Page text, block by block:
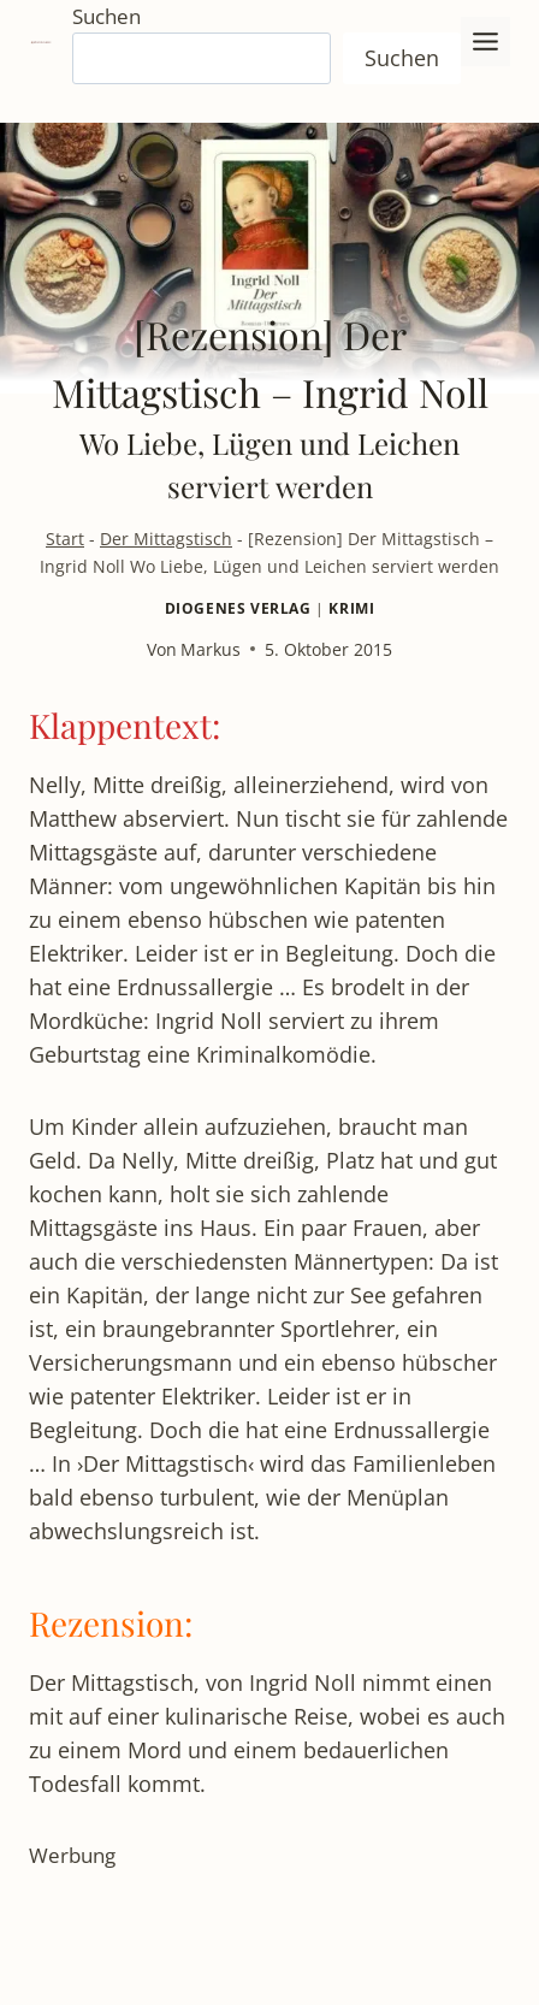
Inhalt
springen
Suchen
Suchen
[Rezension] Der
Mittagstisch – Ingrid Noll
Wo Liebe, Lügen und Leichen
serviert werden
Start - Der Mittagstisch - [Rezension] Der Mittagstisch –
Ingrid Noll Wo Liebe, Lügen und Leichen serviert werden
DIOGENES VERLAG | KRIMI
Von Markus 5. Oktober 2015
Klappentext:
Nelly, Mitte dreißig, alleinerziehend, wird von
Matthew abserviert. Nun tischt sie für zahlende
Mittagsgäste auf, darunter verschiedene
Männer: vom ungewöhnlichen Kapitän bis hin
zu einem ebenso hübschen wie patenten
Elektriker. Leider ist er in Begleitung. Doch die
hat eine Erdnussallergie … Es brodelt in der
Mordküche: Ingrid Noll serviert zu ihrem
Geburtstag eine Kriminalkomödie.
Um Kinder allein aufzuziehen, braucht man
Geld. Da Nelly, Mitte dreißig, Platz hat und gut
kochen kann, holt sie sich zahlende
Mittagsgäste ins Haus. Ein paar Frauen, aber
auch die verschiedensten Männertypen: Da ist
ein Kapitän, der lange nicht zur See gefahren
ist, ein braungebrannter Sportlehrer, ein
Versicherungsmann und ein ebenso hübscher
wie patenter Elektriker. Leider ist er in
Begleitung. Doch die hat eine Erdnussallergie
… In ›Der Mittagstisch‹ wird das Familienleben
bald ebenso turbulent, wie der Menüplan
abwechslungsreich ist.
Rezension:
Der Mittagstisch, von Ingrid Noll nimmt einen
mit auf einer kulinarische Reise, wobei es auch
zu einem Mord und einem bedauerlichen
Todesfall kommt.
Werbung